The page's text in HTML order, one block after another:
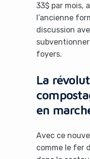
33$ par mois,
l’ancienne
discussion
foyers.
La
en
Avec ce
comme le fer